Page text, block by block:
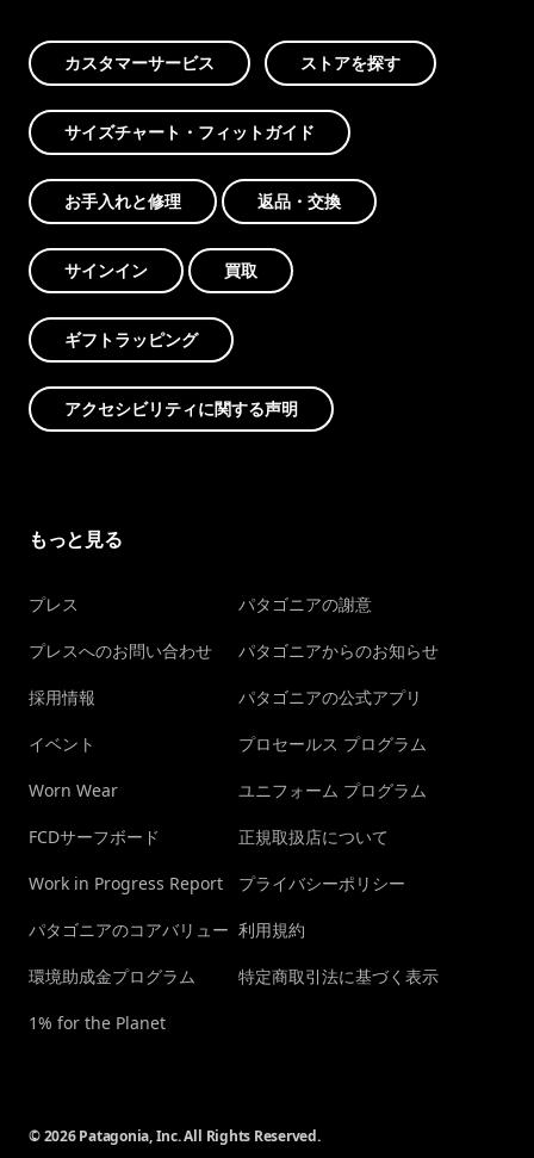
カスタマーサービス ストアを探す
サイズチャート・フィットガイド
お手入れと修理 返品・交換
サインイン 買取
ギフトラッピング
アクセシビリティに関する声明
もっと見る
プレス
プレスへのお問い合わせ
採用情報
イベント
Worn Wear
FCDサーフボード
Work in Progress Report
パタゴニアのコアバリュー
環境助成金プログラム
1% for the Planet
パタゴニアの謝意
パタゴニアからのお知らせ
パタゴニアの公式アプリ
プロセールス プログラム
ユニフォーム プログラム
正規取扱店について
プライバシーポリシー
利用規約
特定商取引法に基づく表示
© 2026 Patagonia, Inc. All Rights Reserved.